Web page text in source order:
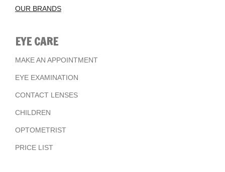
OUR BRANDS
EYE CARE
MAKE AN APPOINTMENT
EYE EXAMINATION
CONTACT LENSES
CHILDREN
OPTOMETRIST
PRICE LIST